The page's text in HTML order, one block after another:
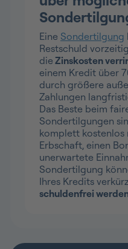
Eine Sondertilgung
Restschuld
die Zinskosten
einem Kredit über
durch größere
Zahlungen
Das Beste beim
Sondertilgungen
komplett kostenlos
Erbschaft, einen
unerwartete
Sondertilgung
Ihres Kredits
schuldenfrei